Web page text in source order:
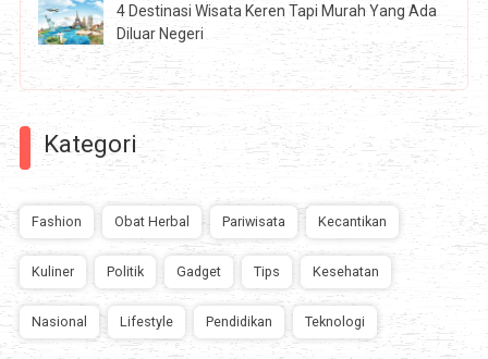
4 Destinasi Wisata Keren Tapi Murah Yang Ada
Diluar Negeri
Kategori
Fashion Obat Herbal Pariwisata Kecantikan
Kuliner Politik Gadget Tips Kesehatan
Nasional Lifestyle Pendidikan Teknologi